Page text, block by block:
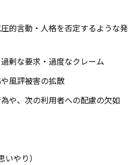
的言動・人格を否定するような発
剰な要求・過度なクレーム
風評被害の拡散
や、次の利用者への配慮の欠如
やり）